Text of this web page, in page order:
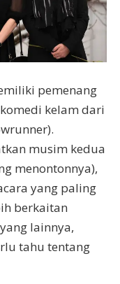
pemenang
kelam dari
musim kedua
menontonnya),
yang paling
berkaitan
lainnya,
tahu tentang